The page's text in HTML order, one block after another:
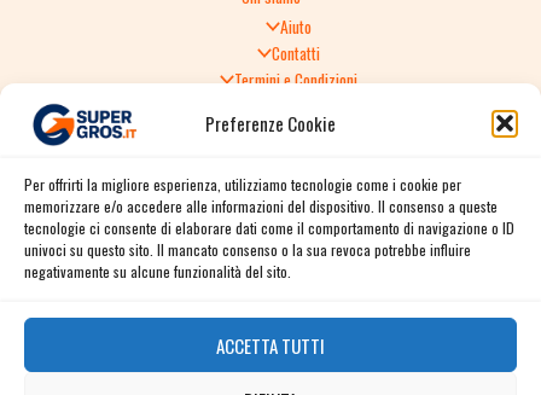
Preferenze Cookie
Per offrirti la migliore esperienza, utilizziamo tecnologie come i cookie per
memorizzare e/o accedere alle informazioni del dispositivo. Il consenso a queste
tecnologie ci consente di elaborare dati come il comportamento di navigazione o ID
univoci su questo sito. Il mancato consenso o la sua revoca potrebbe influire
negativamente su alcune funzionalità del sito.
ACCETTA TUTTI
Aiuto
Contatti
Termini e Condizioni
Politica di Reso
Spedizione e consegna
Informativa sulla Privacy
Cookie Policy
Facebook